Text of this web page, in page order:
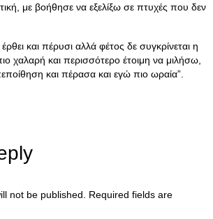
με βοήθησε να εξελίξω σε πτυχές που δεν
και πέρυσι αλλά φέτος δε συγκρίνεται η
χαλαρή και περισσότερο έτοιμη να μιλήσω,
και πέρασα και εγώ πιο ωραία”.
not be published.
Required fields are